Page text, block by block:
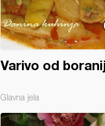
Varivo od
Glavna jela